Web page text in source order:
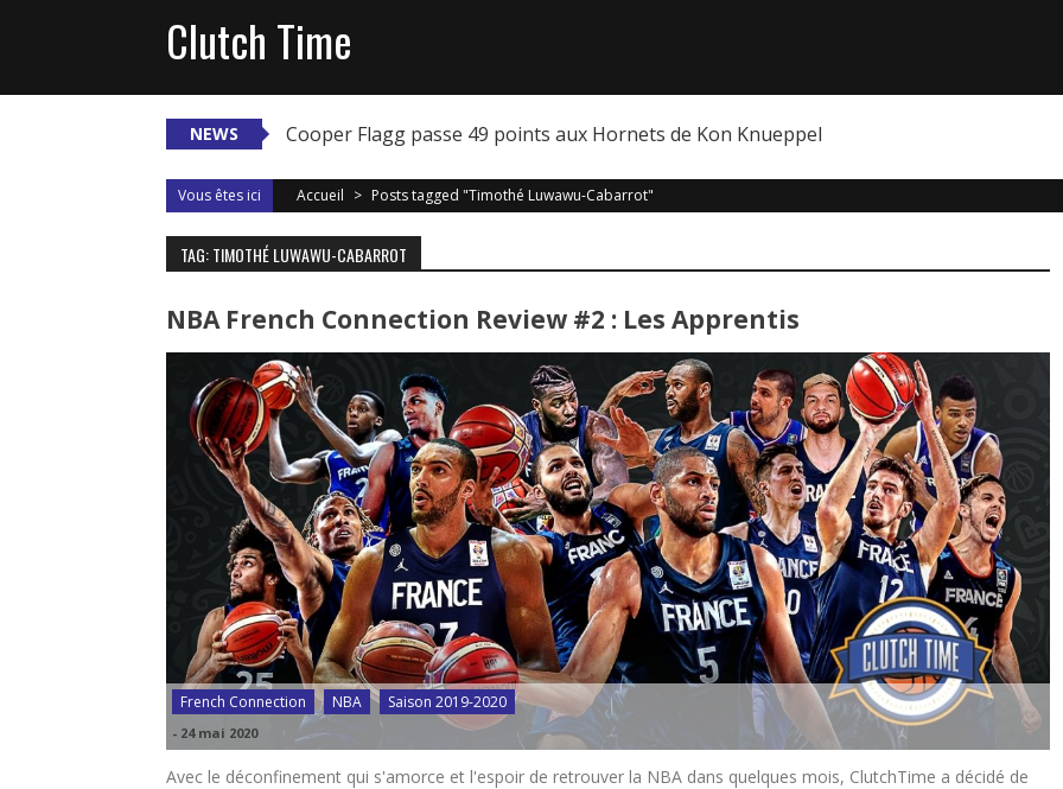
Clutch Time
NEWS Cooper Flagg passe 49 points aux Hornets de Kon Knueppel
Vous êtes ici Accueil > Posts tagged "Timothé Luwawu-Cabarrot"
TAG: TIMOTHÉ LUWAWU-CABARROT
NBA French Connection Review #2 : Les Apprentis
French Connection NBA Saison 2019-2020
- 24 mai 2020
Avec le déconfinement qui s'amorce et l'espoir de retrouver la NBA dans quelques mois, ClutchTime a décidé de